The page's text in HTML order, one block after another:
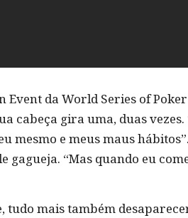
Event da World Series of
cabeça gira uma, duas
mesmo e meus maus
gagueja. “Mas quando eu
tudo mais também